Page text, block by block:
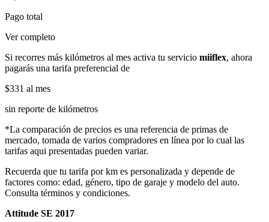
Pago total
Ver completo
Si recorres más kilómetros al mes activa tu servicio miiflex, ahora
pagarás una tarifa preferencial de
$331 al mes
sin reporte de kilómetros
*La comparación de precios es una referencia de primas de
mercado, tomada de varios compradores en línea por lo cual las
tarifas aqui presentadas pueden variar.
Recuerda que tu tarifa por km es personalizada y depende de
factores como: edad, género, tipo de garaje y modelo del auto.
Consulta términos y condiciones.
Attitude SE 2017